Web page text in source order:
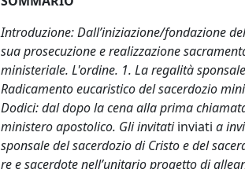
Introduzione: Dall’iniziazione/fondazione
sua prosecuzione e realizzazione
ministeriale. L'ordine. 1. La regalità
Radicamento eucaristico del sacerdozio
Dodici: dal dopo la cena alla prima
ministero apostolico. Gli invitatiinviati a
sponsale del sacerdozio di Cristo e del
re e sacerdote nell’unitario progetto di